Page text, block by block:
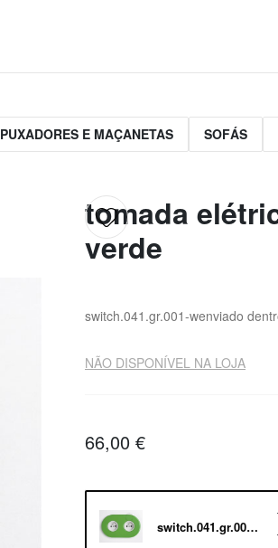
PUXADORES E MAÇANETAS SOFÁS
tomada
verde
switch.041.gr.001-wenviado
NÃO DISPONÍVEL NA LOJA
66,00 €
switch.041.gr.001-w